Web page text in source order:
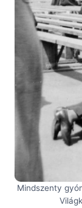
Mindszenty